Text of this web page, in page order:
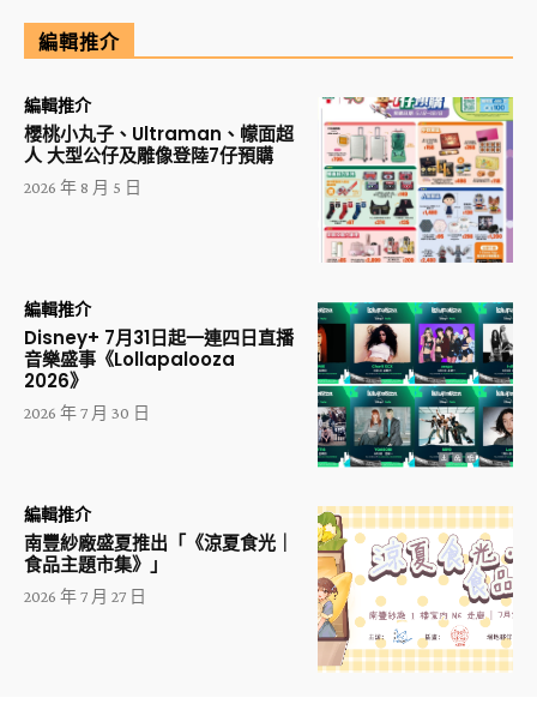
編輯推介
編輯推介
櫻桃小丸子、Ultraman、幪面超
人 大型公仔及雕像登陸7仔預購
2026 年 8 月 5 日
編輯推介
Disney+ 7月31日起一連四日直播
音樂盛事《Lollapalooza
2026》
2026 年 7 月 30 日
編輯推介
南豐紗廠盛夏推出「《涼夏食光｜
食品主題市集》」
2026 年 7 月 27 日